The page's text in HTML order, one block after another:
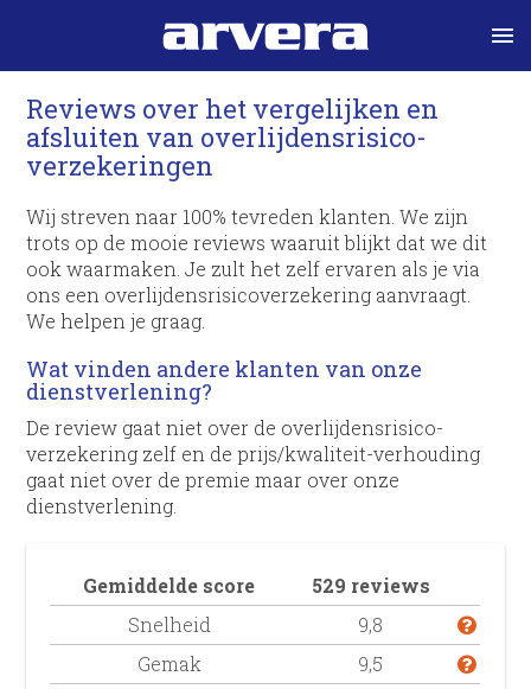
menu
Reviews over het vergelijken en
afsluiten van overlijdens­risico­
verzekeringen
Wij streven naar 100% tevreden klanten. We zijn
trots op de mooie reviews waaruit blijkt dat we dit
ook waarmaken. Je zult het zelf ervaren als je via
ons een overlijdens­risico­verzekering aanvraagt.
We helpen je graag.
Wat vinden andere klanten van onze
dienstverlening?
De review gaat niet over de overlijdens­risico­
verzekering zelf en de prijs/kwaliteit-verhouding
gaat niet over de premie maar over onze
dienstverlening.
Gemiddelde score
529 reviews
Snelheid
9,8
Gemak
9,5